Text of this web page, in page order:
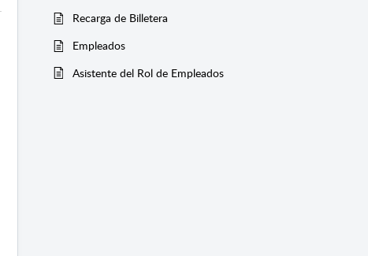
Recarga de Billetera
Empleados
Asistente del Rol de Empleados